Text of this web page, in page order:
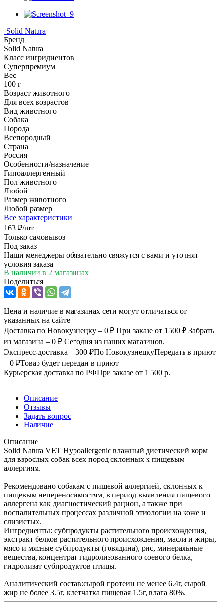
Solid Natura
Бренд
Solid Natura
Класс ингридиентов
Суперпремиум
Вес
100 г
Возраст животного
Для всех возрастов
Вид животного
Собака
Порода
Всепородный
Страна
Россия
Особенности/назначение
Гипоаллергенный
Пол животного
Любой
Размер животного
Любой размер
Все характеристики
163 ₽/шт
Только самовывоз
Под заказ
Наши менеджеры обязательно свяжутся с вами и уточнят
условия заказа
В наличии в 2 магазинах
Поделиться
Цена и наличие в магазинах сети могут отличаться от
указанных на сайте
Доставка по Новокузнецку – 0 ₽ При заказе от 1500 ₽ Забрать
из магазина – 0 ₽ Сегодня из наших магазинов.
Экспресс-доставка – 300 ₽По НовокузнецкуПередать в приют
– 0 ₽Товар будет передан в приют
Курьерская доставка по РФПри заказе от 1 500 р.
Описание
Отзывы
Задать вопрос
Наличие
Описание
Solid Natura VET Hypoallergenic влажный диетический корм
для взрослых собак всех пород склонных к пищевым
аллергиям.
Рекомендовано собакам с пищевой аллергией, склонных к
пищевым непереносимостям, в период выявления пищевого
аллергена как диагностический рацион, а также при
воспалительных процессах различной этиологии на коже и
слизистых.
Ингредиенты: субпродукты растительного происхождения,
экстракт белков растительного происхождения, масла и жиры,
мясо и мясные субпродукты (говядина), рис, минеральные
вещества, концентрат гидролизованного соевого белка,
гидролизат субпродуктов птицы.
Аналитический состав:сырой протеин не менее 6.4г, сырой
жир не более 3.5г, клетчатка пищевая 1.5г, влага 80%.